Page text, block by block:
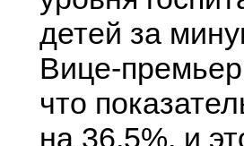
детей за
Вице-
что
на 36,5%, и